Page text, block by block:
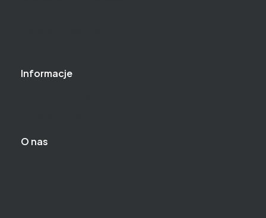
Informacje
O nas